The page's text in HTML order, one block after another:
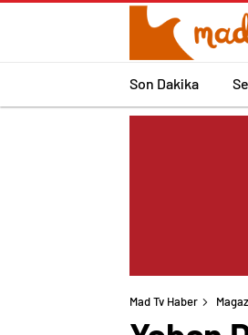
Son Dakika
Mad Tv Haber